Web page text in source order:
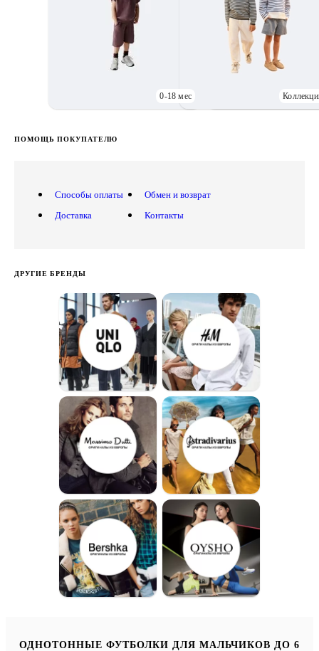
0-18 мес
ПОМОЩЬ ПОКУПАТЕЛЮ
Способы оплаты
Доставка
Обмен и возврат
Контакты
ДРУГИЕ БРЕНДЫ
ОДНОТОННЫЕ ФУТБОЛКИ ДЛЯ МАЛЬЧИКОВ ДО 6